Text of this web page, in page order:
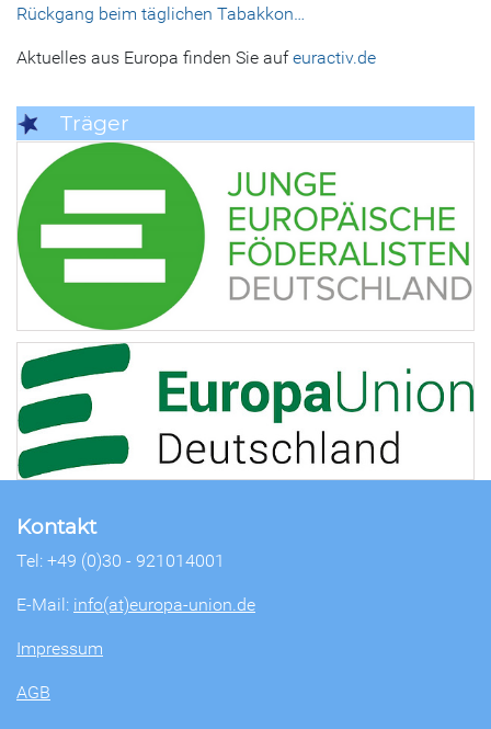
Rückgang beim täglichen Tabakkon…
Aktuelles aus Europa finden Sie aufeuractiv.de
Träger
Kontakt
Tel: +49 (0)30 - 921014001
E-Mail: info(at)europa-union.de
Impressum
AGB